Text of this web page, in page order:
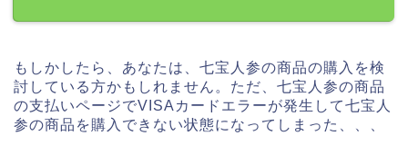
もしかしたら、あなたは、七宝人参の商品の購入を検
討している方かもしれません。ただ、七宝人参の商品
の支払いページでVISAカードエラーが発生して七宝人
参の商品を購入できない状態になってしまった、、、